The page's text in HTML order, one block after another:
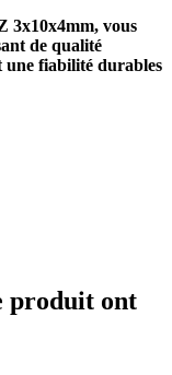
3x10x4mm, vous
de qualité
une fiabilité durables
produit ont